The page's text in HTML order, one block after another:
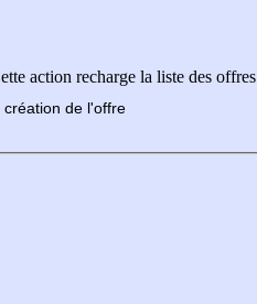
action recharge la liste des offres
création de l'offre